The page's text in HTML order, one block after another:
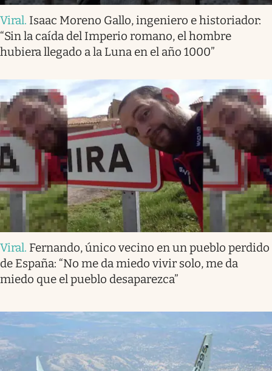
Viral. Isaac Moreno Gallo, ingeniero e historiador:
“Sin la caída del Imperio romano, el hombre
hubiera llegado a la Luna en el año 1000”
Viral. Fernando, único vecino en un pueblo perdido
de España: “No me da miedo vivir solo, me da
miedo que el pueblo desaparezca”